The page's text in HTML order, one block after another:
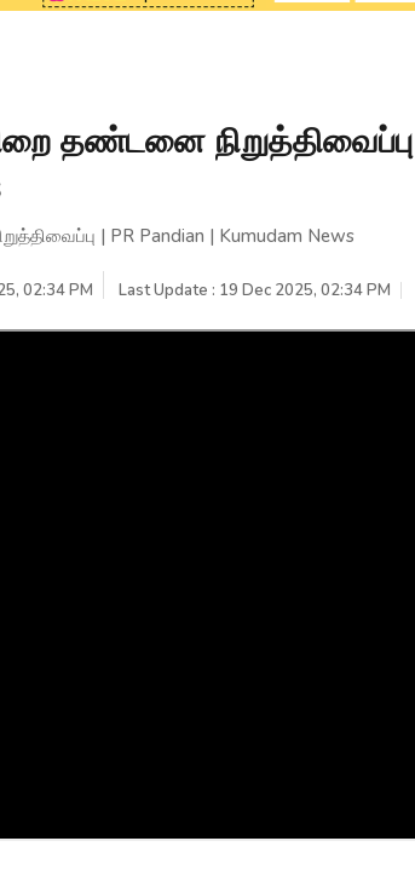
தண்டனை
| PR Pandian | Kumudam News
02:34 PM Last Update : 19 Dec 2025, 02:34 PM